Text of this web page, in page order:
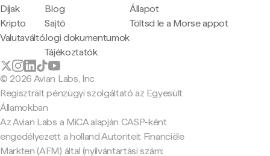
Díjak
Kripto
Valutaváltó
Blog
Sajtó
Jogi dokumentumok
Tájékoztatók
Állapot
Töltsd le a Morse appot
© 2026 Avian Labs, Inc
Regisztrált pénzügyi szolgáltató az Egyesült
Államokban
Az Avian Labs a MiCA alapján CASP-ként
engedélyezett a holland Autoriteit Financiële
Markten (AFM) által (nyilvántartási szám: